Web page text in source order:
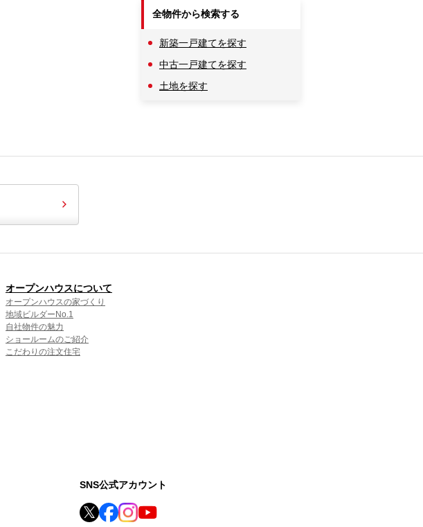
全物件から検索する
新築一戸建てを探す
中古一戸建てを探す
土地を探す
オープンハウスについて
オープンハウスの家づくり
地域ビルダーNo.1
自社物件の魅力
ショールームのご紹介
こだわりの注文住宅
SNS公式アカウント